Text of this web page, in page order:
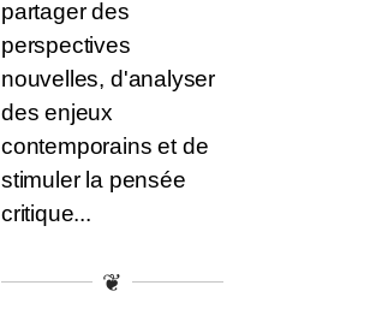
partager des
perspectives
nouvelles, d'analyser
des enjeux
contemporains et de
stimuler la pensée
critique...
❦